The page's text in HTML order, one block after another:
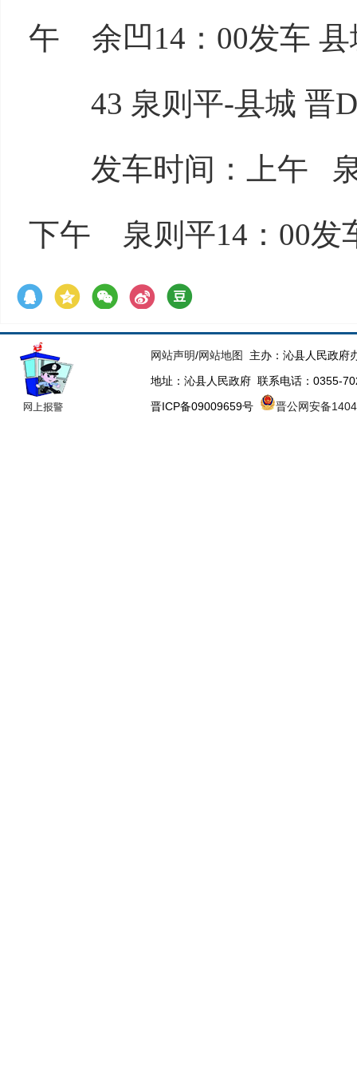
午 余凹14：00发车 县
43 泉则平-县城 晋
发车时间：上午 泉
下午 泉则平14：00发
网站声明/网站地图
主办：沁县人民政府
地址：沁县人民政府 联系电话：0355-
晋ICP备09009659号
晋公网安备